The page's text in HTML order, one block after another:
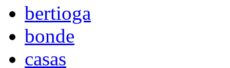
bertioga
bonde
casas